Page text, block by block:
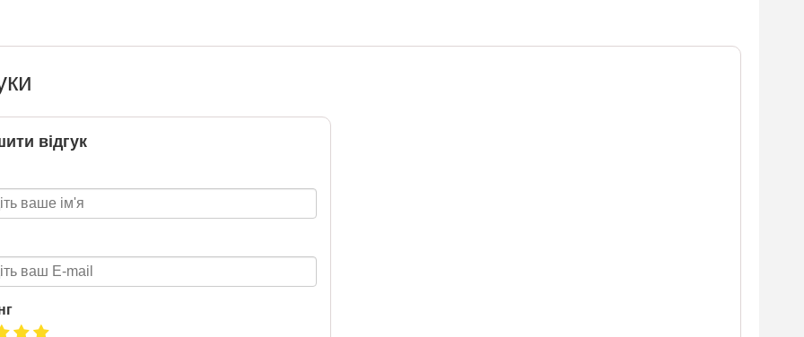
2020-06-09
Нова пошта та BMW розігрують
власником нового автомобіля.
Період дії акції: 15.06 - 31.07
Новою поштою і приймай
участь в розіграші авто. Кожна
посилка = 1 шанс на виграш
відгук